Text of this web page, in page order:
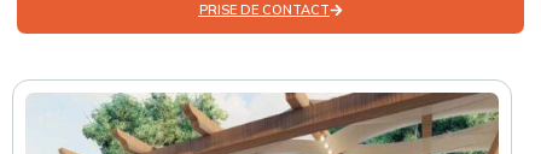
PRISE DE CONTACT